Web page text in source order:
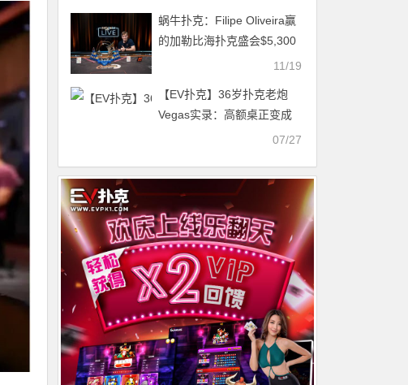
蜗牛扑克：Filipe Oliveira赢
的加勒比海扑克盛会$5,300
11/19
【EV扑克】36岁扑克老炮
Vegas实录：高额桌正变成
07/27